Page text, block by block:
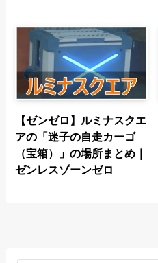
【ゼンゼロ】ルミナスクエ
アの「迷子の自走カーゴ
（宝箱）」の場所まとめ｜
ゼンレスゾーンゼロ